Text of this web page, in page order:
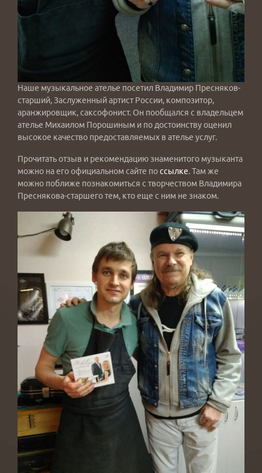
Наше музыкальное ателье посетил Владимир Пресняков-
старший, Заслуженный артист России, композитор,
аранжировщик, саксофонист. Он пообщался с владельцем
ателье Михаилом Порошиным и по достоинству оценил
высокое качество предоставляемых в ателье услуг.
Прочитать отзыв и рекомендацию знаменитого музыканта
можно на его официальном сайте поссылке. Там же
можно поближе познакомиться с творчеством Владимира
Преснякова-старшего тем, кто еще с ним не знаком.